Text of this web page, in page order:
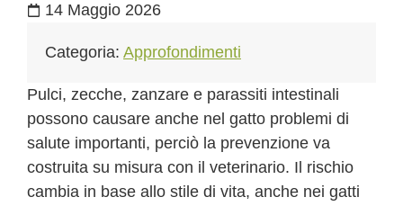
14 Maggio 2026
Categoria: Approfondimenti
Pulci, zecche, zanzare e parassiti intestinali
possono causare anche nel gatto problemi di
salute importanti, perciò la prevenzione va
costruita su misura con il veterinario. Il rischio
cambia in base allo stile di vita, anche nei gatti